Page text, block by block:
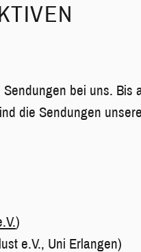
bei uns. Bis
die Sendungen
)
e.V., Uni Erlangen)